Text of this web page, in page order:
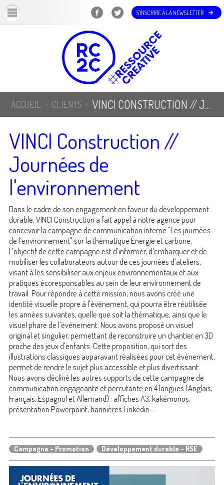
S'INSCRIRE À LA NEWSLETTER
ACCUEIL CLIENTS VINCI CONSTRUCTION // JOURNÉES DE L'ENVIRONNEMENT
VINCI Construction //
Journées de
l'environnement
Dans le cadre de son engagement en faveur du développement
durable, VINCI Construction a fait appel à notre agence pour
concevoir la campagne de communication interne "Les journées
de l’environnement" sur la thématique Énergie et carbone.
L’objectif de cette campagne est d'informer, d'embarquer et de
mobiliser les collaborateurs autour de ces journées d'ateliers,
visant à les sensibiliser aux enjeux environnementaux et aux
pratiques écoresponsables au sein de leur environnement de
travail. Pour répondre à cette mission, nous avons créé une
identité visuelle propre à l'événement, qui pourra être réutilisée
les années suivantes, quelle que soit la thématique, ainsi que le
visuel phare de l'événement. Nous avons proposé un visuel
original et singulier, permettant de reconstruire un chantier en 3D
proche des jeux d'enfants. Cette proposition, qui sort des
illustrations classiques auparavant réalisées pour cet événement,
permet de rendre le sujet plus accessible et plus divertissant.
Nous avons décliné les autres supports de cette campagne de
communication engageante et percutante en4 langues (Anglais,
Français, Espagnol et Allemand) : affiches A3, kakémonos,
présentation Powerpoint, bannières Linkedin...
Campagne - Promotion Développement durable - RSE